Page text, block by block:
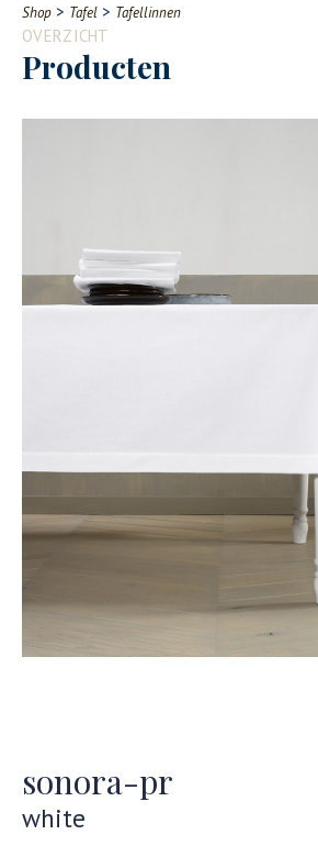
Contact
Shop > Tafel > Tafellinnen
OVERZICHT
Producten
sonora-pr
white